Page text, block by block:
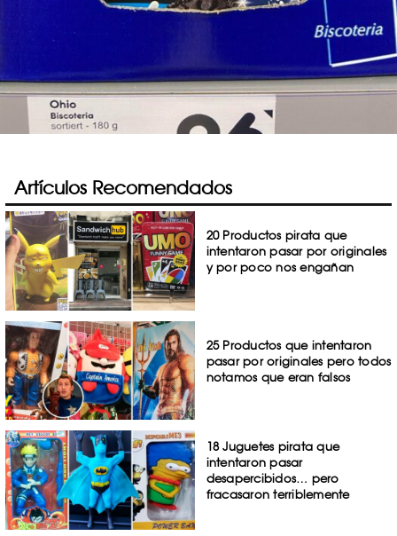
Artículos Recomendados
20 Productos pirata que
intentaron pasar por originales
y por poco nos engañan
25 Productos que intentaron
pasar por originales pero todos
notamos que eran falsos
18 Juguetes pirata que
intentaron pasar
desapercibidos… pero
fracasaron terriblemente